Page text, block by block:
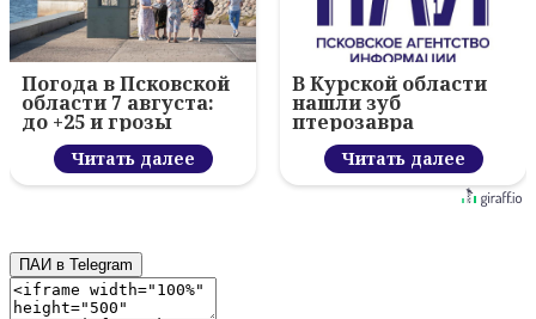
Погода в Псковской
области 7 августа:
до +25 и грозы
Читать далее
В Курской области
нашли зуб
птерозавра
Читать далее
ПАИ в Telegram